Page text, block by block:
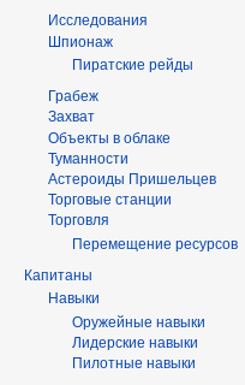
Исследования
Шпионаж
Пиратские рейды
Грабеж
Захват
Объекты в облаке
Туманности
Астероиды Пришельцев
Торговые станции
Торговля
Перемещение ресурсов
Капитаны
Навыки
Оружейные навыки
Лидерские навыки
Пилотные навыки